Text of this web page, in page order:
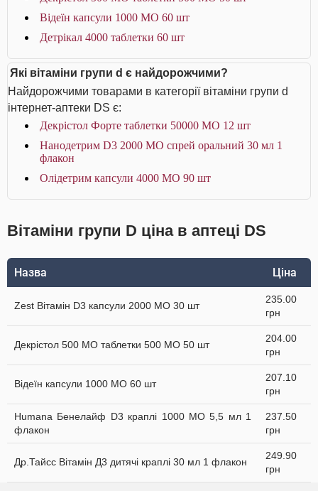
Відеїн капсули 1000 МО 60 шт
Детрікал 4000 таблетки 60 шт
Які вітаміни групи d є найдорожчими?
Найдорожчими товарами в категорії вітаміни групи d
інтернет-аптеки DS є:
Декрістол Форте таблетки 50000 МО 12 шт
Нанодетрим D3 2000 МО спрей оральний 30 мл 1
флакон
Олідетрим капсули 4000 МО 90 шт
Вітаміни групи D ціна в аптеці DS
Назва Ціна
Zest Вітамін D3 капсули 2000 МО 30 шт
235.00
грн
Декрістол 500 МО таблетки 500 МО 50 шт
204.00
грн
Відеїн капсули 1000 МО 60 шт
207.10
грн
Humana Бенелайф D3 краплі 1000 МО 5,5 мл 1
флакон
237.50
грн
Др.Тайсс Вітамін Д3 дитячі краплі 30 мл 1 флакон
249.90
грн